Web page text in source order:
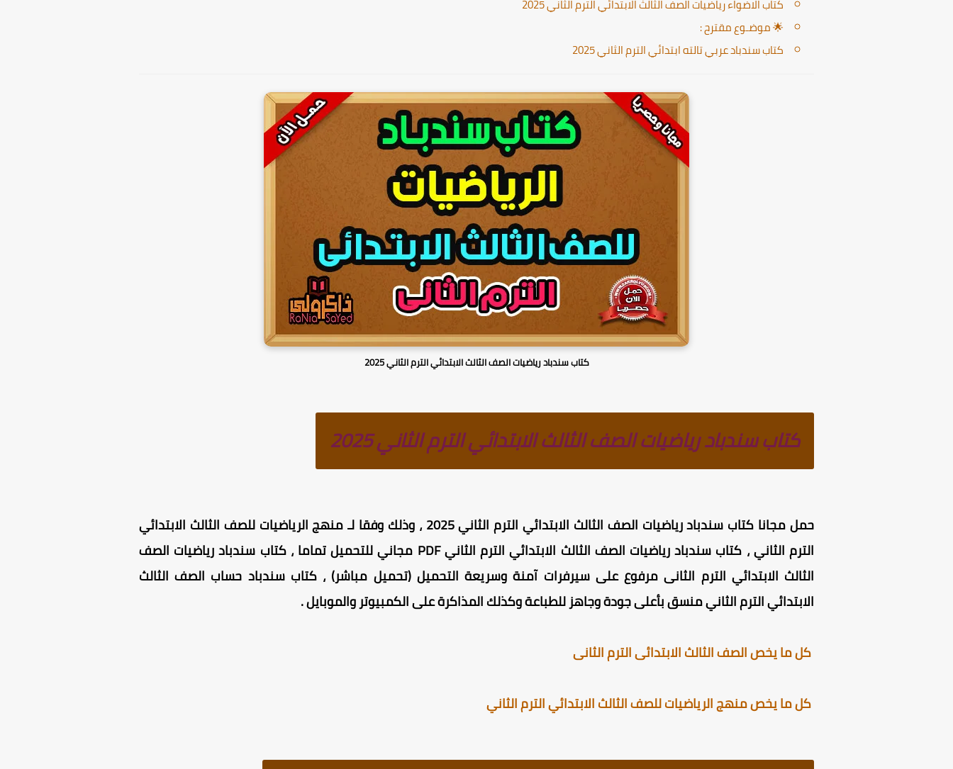
كتاب الاضواء رياضيات الصف الثالث الابتدائي الترم الثاني 2025
🌟 موضـوع مقترح :
كتاب سندباد عربي تالته ابتدائي الترم الثاني 2025
كتاب سندباد رياضيات الصف الثالث الابتدائي الترم الثاني 2025
كتاب سندباد رياضيات الصف الثالث الابتدائي الترم الثاني 2025
حمل مجانا كتاب سندباد رياضيات الصف الثالث الابتدائي الترم الثاني 2025 ، وذلك وفقا لـ
منهج الرياضيات للصف الثالث الابتدائي
الترم الثاني
، كتاب سندباد رياضيات الصف الثالث الابتدائي الترم الثاني PDF مجاني للتحميل تماما ، كتاب سندباد رياضيات الصف
الثالث الابتدائي الترم الثانى مرفوع على سيرفرات آمنة وسريعة التحميل (تحميل مباشر) ، كتاب سندباد حساب الصف الثالث
الابتدائي الترم الثاني منسق بأعلى جودة وجاهز للطباعة وكذلك المذاكرة على الكمبيوتر والموبايل.
كل ما يخص الصف الثالث الابتدائى الترم الثانى
كل ما يخص منهج الرياضيات للصف الثالث الابتدائي الترم الثاني